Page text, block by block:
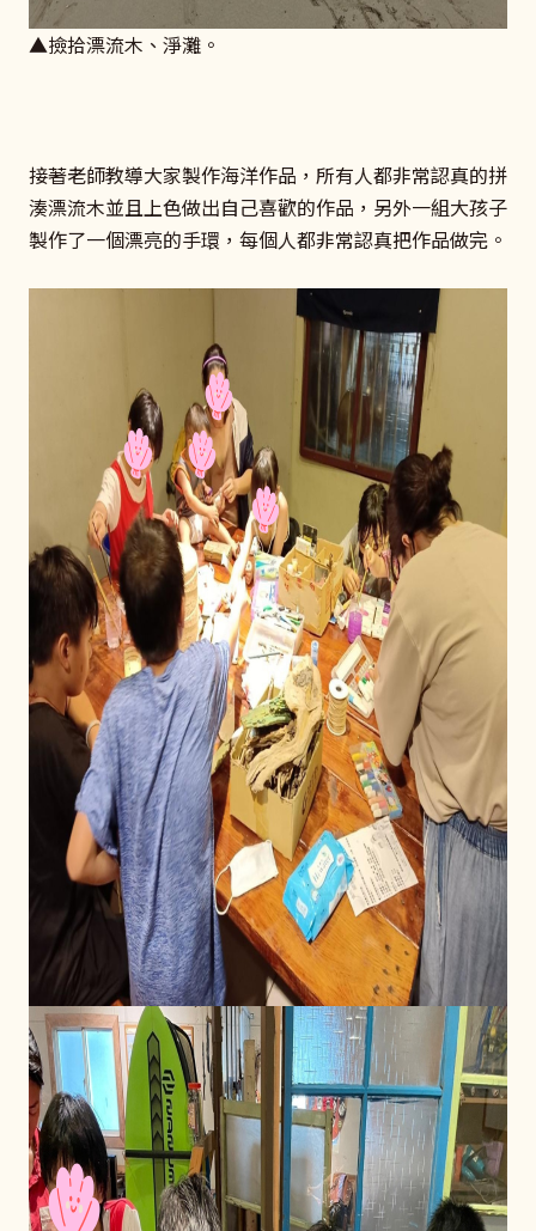
▲撿拾漂流木、淨灘。
接著老師教導大家製作海洋作品，所有人都非常認真的拼
湊漂流木並且上色做出自己喜歡的作品，另外一組大孩子
製作了一個漂亮的手環，每個人都非常認真把作品做完。